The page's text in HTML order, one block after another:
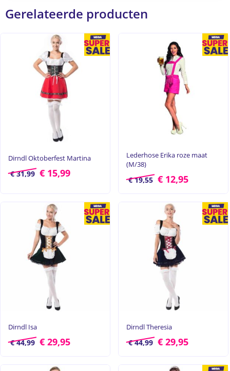
Gerelateerde producten
Dirndl Oktoberfest Martina
€31,99 € 15,99
Lederhose Erika roze maat
(M/38)
€19,55 € 12,95
Dirndl Isa
€44,99 € 29,95
Dirndl Theresia
€44,99 €29,95